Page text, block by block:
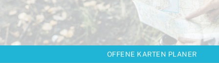
OFFENE KARTEN PLANER